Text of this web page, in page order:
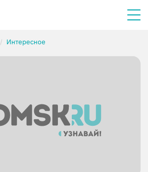
Интересное